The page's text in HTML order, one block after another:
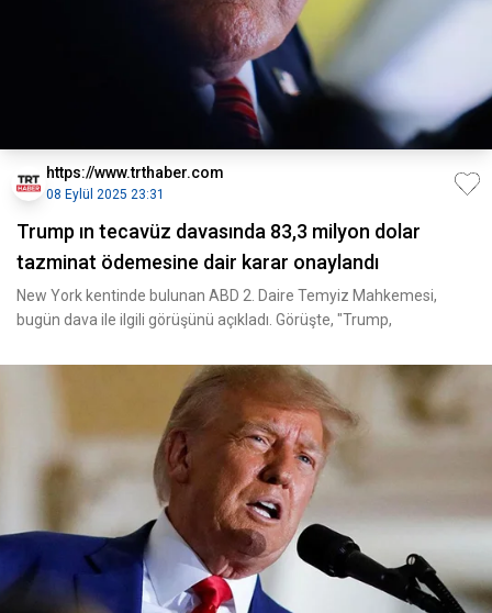
https://www.trthaber.com
08 Eylül 2025 23:31
Trump ın tecavüz davasında 83,3 milyon dolar
tazminat ödemesine dair karar onaylandı
New York kentinde bulunan ABD 2. Daire Temyiz Mahkemesi,
bugün dava ile ilgili görüşünü açıkladı. Görüşte, "Trump,